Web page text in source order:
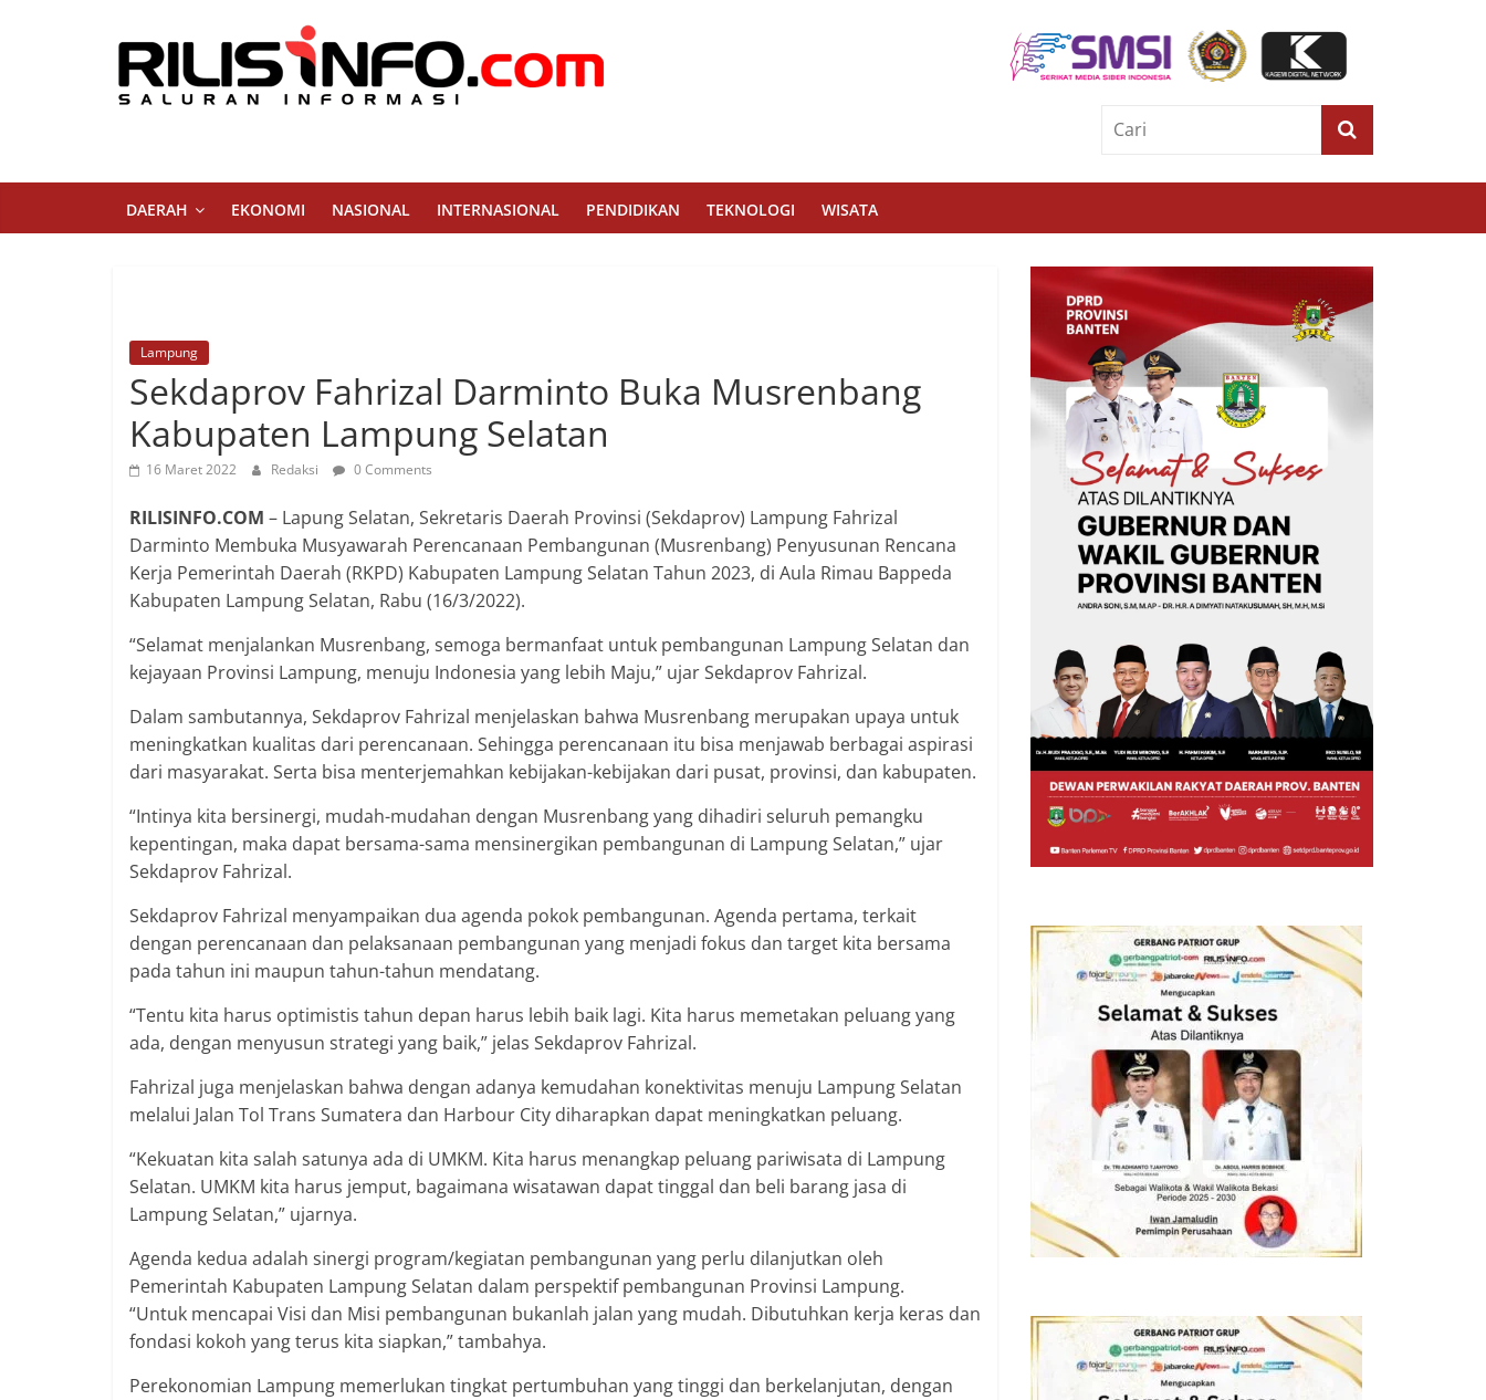
Rilis
Info
Saluran
Informasi
DAERAH EKONOMI NASIONAL INTERNASIONAL PENDIDIKAN TEKNOLOGI WISATA
Lampung
Sekdaprov Fahrizal Darminto Buka Musrenbang
Kabupaten Lampung Selatan
16 Maret 2022 Redaksi 0 Comments
RILISINFO.COM – Lapung Selatan, Sekretaris Daerah Provinsi (Sekdaprov) Lampung Fahrizal
Darminto Membuka Musyawarah Perencanaan Pembangunan (Musrenbang) Penyusunan Rencana
Kerja Pemerintah Daerah (RKPD) Kabupaten Lampung Selatan Tahun 2023, di Aula Rimau Bappeda
Kabupaten Lampung Selatan, Rabu (16/3/2022).
“Selamat menjalankan Musrenbang, semoga bermanfaat untuk pembangunan Lampung Selatan dan
kejayaan Provinsi Lampung, menuju Indonesia yang lebih Maju,” ujar Sekdaprov Fahrizal.
Dalam sambutannya, Sekdaprov Fahrizal menjelaskan bahwa Musrenbang merupakan upaya untuk
meningkatkan kualitas dari perencanaan. Sehingga perencanaan itu bisa menjawab berbagai aspirasi
dari masyarakat. Serta bisa menterjemahkan kebijakan-kebijakan dari pusat, provinsi, dan kabupaten.
“Intinya kita bersinergi, mudah-mudahan dengan Musrenbang yang dihadiri seluruh pemangku
kepentingan, maka dapat bersama-sama mensinergikan pembangunan di Lampung Selatan,” ujar
Sekdaprov Fahrizal.
Sekdaprov Fahrizal menyampaikan dua agenda pokok pembangunan. Agenda pertama, terkait
dengan perencanaan dan pelaksanaan pembangunan yang menjadi fokus dan target kita bersama
pada tahun ini maupun tahun-tahun mendatang.
“Tentu kita harus optimistis tahun depan harus lebih baik lagi. Kita harus memetakan peluang yang
ada, dengan menyusun strategi yang baik,” jelas Sekdaprov Fahrizal.
Fahrizal juga menjelaskan bahwa dengan adanya kemudahan konektivitas menuju Lampung Selatan
melalui Jalan Tol Trans Sumatera dan Harbour City diharapkan dapat meningkatkan peluang.
“Kekuatan kita salah satunya ada di UMKM. Kita harus menangkap peluang pariwisata di Lampung
Selatan. UMKM kita harus jemput, bagaimana wisatawan dapat tinggal dan beli barang jasa di
Lampung Selatan,” ujarnya.
Agenda kedua adalah sinergi program/kegiatan pembangunan yang perlu dilanjutkan oleh
Pemerintah Kabupaten Lampung Selatan dalam perspektif pembangunan Provinsi Lampung.
“Untuk mencapai Visi dan Misi pembangunan bukanlah jalan yang mudah. Dibutuhkan kerja keras dan
fondasi kokoh yang terus kita siapkan,” tambahya.
Perekonomian Lampung memerlukan tingkat pertumbuhan yang tinggi dan berkelanjutan, dengan